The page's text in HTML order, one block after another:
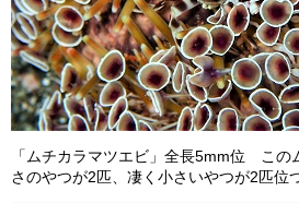
「ムチカラマツエビ」全長5mm位 この
さのやつが2匹、凄く小さいやつが2匹位